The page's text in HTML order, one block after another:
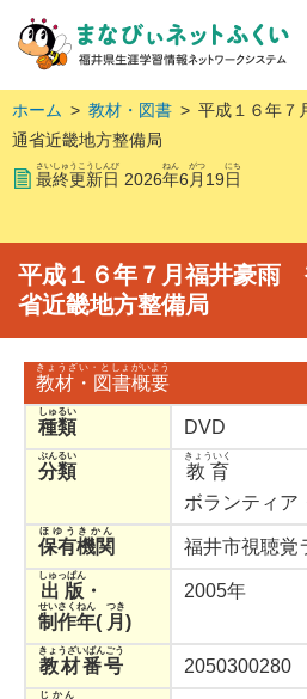
ホーム > 教材・図書 > 平成１６年
通省近畿地方整備局
最終更新日
さいしゅうこうしんび
2026年
ねん
6 月
がつ
19日
にち
平成１６年７月福井豪雨
省近畿地方整備局
教材・図書
きょうざい・としょ
概要
がいよう
種類
しゅるい
DVD
分類
ぶんるい
教育
きょういく
ボランティア
保有機関
ほゆうきかん
福井市視聴覚
出版
しゅっぱん
・
制作年
せいさくねん
( 月
つき
)
2005年
教材番号
きょうざいばんごう
2050300280
じかん